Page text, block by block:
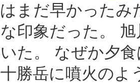
まだ早かった
印象だった。
た。 なぜか夕
勝岳に噴火のよ